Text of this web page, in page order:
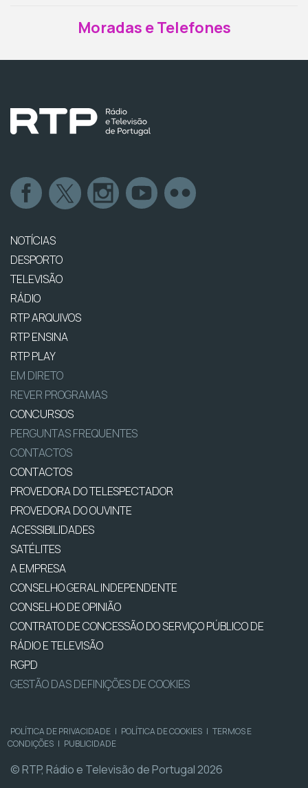
Moradas e Telefones
NOTÍCIAS
DESPORTO
TELEVISÃO
RÁDIO
RTP ARQUIVOS
RTP ENSINA
RTP PLAY
EM DIRETO
REVER PROGRAMAS
CONCURSOS
PERGUNTAS FREQUENTES
CONTACTOS
CONTACTOS
PROVEDORA DO TELESPECTADOR
PROVEDORA DO OUVINTE
ACESSIBILIDADES
SATÉLITES
A EMPRESA
CONSELHO GERAL INDEPENDENTE
CONSELHO DE OPINIÃO
CONTRATO DE CONCESSÃO DO SERVIÇO PÚBLICO DE
RÁDIO E TELEVISÃO
RGPD
GESTÃO DAS DEFINIÇÕES DE COOKIES
POLÍTICA DE PRIVACIDADE | POLÍTICA DE COOKIES | TERMOS E
CONDIÇÕES | PUBLICIDADE
© RTP, Rádio e Televisão de Portugal 2026